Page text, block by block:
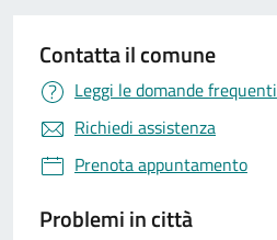
Contatta il comune
Leggi le domande frequenti
Richiedi assistenza
Prenota appuntamento
Problemi in città